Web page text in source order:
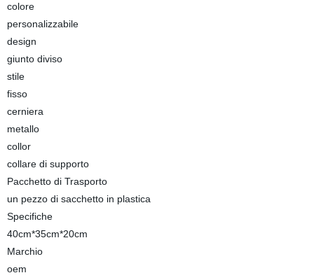
colore
personalizzabile
design
giunto diviso
stile
fisso
cerniera
metallo
collor
collare di supporto
Pacchetto di Trasporto
un pezzo di sacchetto in plastica
Specifiche
40cm*35cm*20cm
Marchio
oem